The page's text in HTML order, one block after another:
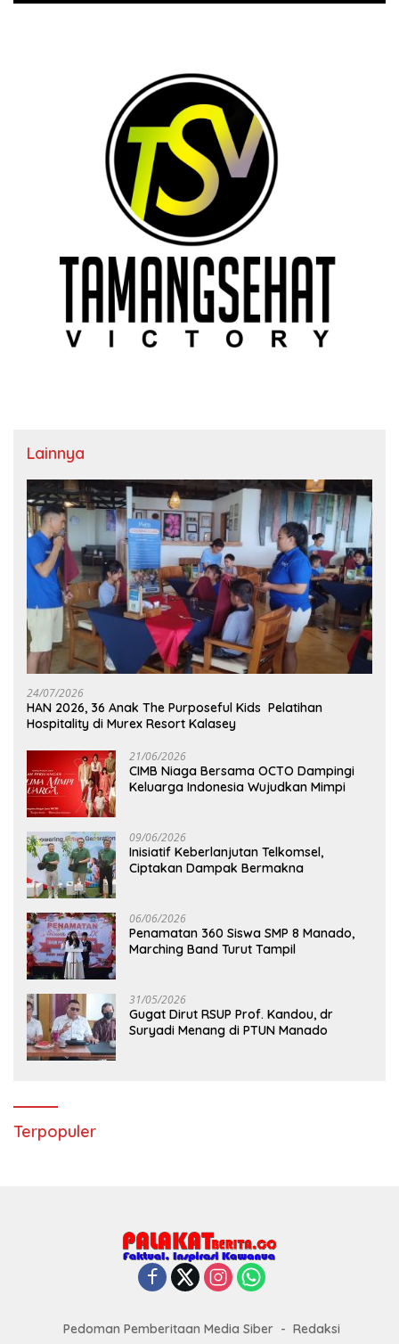
Lainnya
24/07/2026
HAN 2026, 36 Anak The Purposeful Kids Pelatihan
Hospitality di Murex Resort Kalasey
21/06/2026
CIMB Niaga Bersama OCTO Dampingi
Keluarga Indonesia Wujudkan Mimpi
09/06/2026
Inisiatif Keberlanjutan Telkomsel,
Ciptakan Dampak Bermakna
06/06/2026
Penamatan 360 Siswa SMP 8 Manado,
Marching Band Turut Tampil
31/05/2026
Gugat Dirut RSUP Prof. Kandou, dr
Suryadi Menang di PTUN Manado
Terpopuler
Pedoman Pemberitaan Media Siber Redaksi